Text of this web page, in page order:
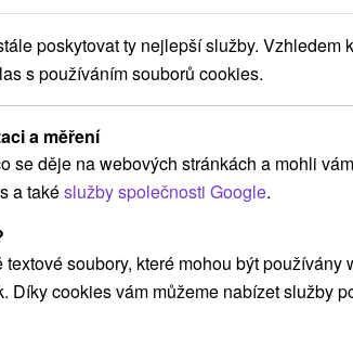
NEJLEVNĚJŠÍ NEJDRAŽŠÍ
20 %
poskytovat ty nejlepší služby. Vzhledem
s používáním souborů cookies.
a měření
se děje na webových stránkách a mohli
a takéslužby společnosti Google.
soubory, které mohou být
Díky cookies vám můžeme nabízet služby